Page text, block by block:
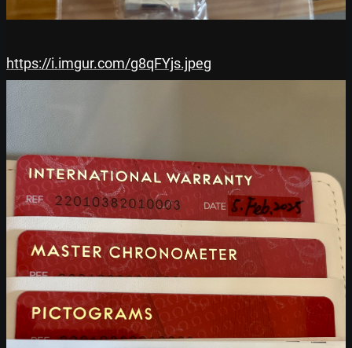
https://i.imgur.com/g8qFYjs.jpeg